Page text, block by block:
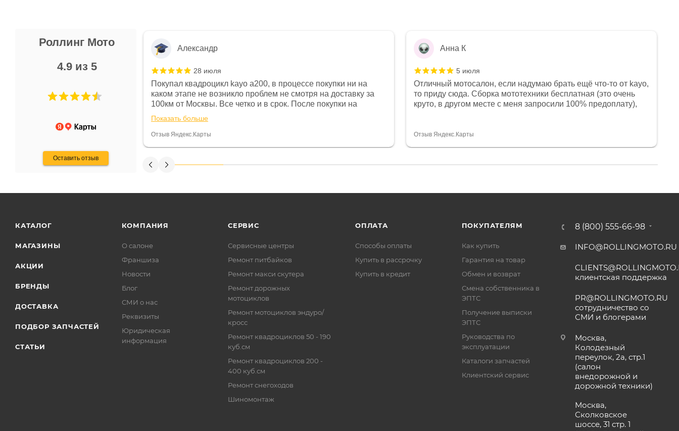
Роллинг Мото
4.9 из 5
Оставить отзыв
Не понравились условия
и дают только на год)
Александр
28 июля
Покупал квадроцикл kayo a200, в процессе покупки ни на
каком этапе не возникло проблем не смотря на доставку за
100км от Москвы. Все четко и в срок. После покупки на
спидометре всегда был 0, при этом представители магазина
постоянно были на связи и в итоге проблема была решена.
Считаю, что это говорит о небезразличии к клиенту после
Показать больше
Отзыв Яндекс.Карты
Анна К
5 июля
Отличный мотосалон, если надумаю брать ещё что-то от kayo,
то приду сюда. Сборка мототехники бесплатная (это очень
круто, в другом месте с меня запросили 100% предоплату),
спасибо отдельное, всегда на связи, очень детально всё
Отзыв Яндекс.Карты
КАТАЛОГ
МАГАЗИНЫ
АКЦИИ
БРЕНДЫ
ДОСТАВКА
ПОДБОР ЗАПЧАСТЕЙ
СТАТЬИ
КОМПАНИЯ
О салоне
Франшиза
Новости
Блог
СМИ о нас
Реквизиты
Юридическая
информация
СЕРВИС
Сервисные центры
Ремонт питбайков
Ремонт макси скутера
Ремонт дорожных
мотоциклов
Ремонт мотоциклов эндуро/
кросс
Ремонт квадроциклов 50 - 190
куб.см
Ремонт квадроциклов 200 -
400 куб.см
Ремонт снегоходов
Шиномонтаж
ОПЛАТА
Способы оплаты
Купить в рассрочку
Купить в кредит
ПОКУПАТЕЛЯМ
Как купить
Гарантия на товар
Обмен и возврат
Смена собственника в
ЭПТС
Получение выписки
ЭПТС
Руководства по
эксплуатации
Каталоги запчастей
Клиентский сервис
8 (800) 555-66-98
INFO@ROLLINGMOTO.RU
клиентская поддержка
PR@ROLLINGMOTO.RU
сотрудничество со
СМИ и блогерами
Москва,
Колодезный
переулок, 2а, стр.1
(салон
внедорожной и
дорожной техники)
Москва,
Сколковское
шоссе, 31 стр. 1